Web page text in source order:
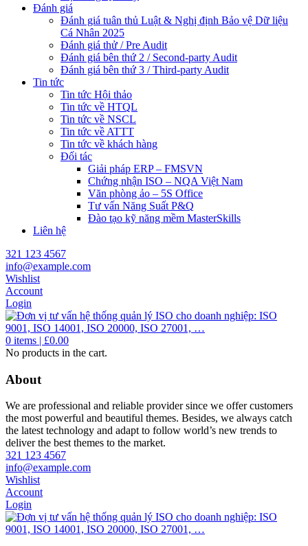
Đánh giá
Đánh giá tuân thủ Luật & Nghị định Bảo vệ Dữ liệu
Cá Nhân 2025
Đánh giá thử / Pre Audit
Đánh giá bên thứ 2 / Second-party Audit
Đánh giá bên thứ 3 / Third-party Audit
Tin tức
Tin tức Hội thảo
Tin tức về HTQL
Tin tức về NSCL
Tin tức về ATTT
Tin tức về khách hàng
Đối tác
Giải pháp ERP – FMSVN
Chứng nhận ISO – NQA Việt Nam
Văn phòng ảo – 5S Office
Tư vấn Năng Suất P&Q
Đào tạo kỹ năng mềm MasterSkills
Liên hệ
321 123 4567
info@example.com
Wishlist
Account
Login
0 items | £0.00
No products in the cart.
About
We are professional and reliable provider since we offer customers
the most powerful and beautiful themes. Besides, we always catch
the latest technology and adapt to follow world’s new trends to
deliver the best themes to the market.
321 123 4567
info@example.com
Wishlist
Account
Login